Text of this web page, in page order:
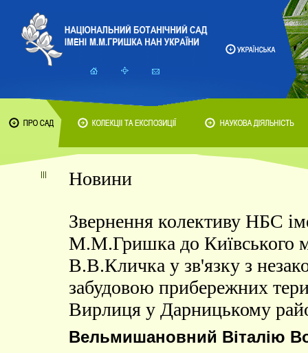
Новини
Звернення колективу НБС
М.М.Гришка до Київського
В.В.Кличка у зв'язку з
забудовою прибережних
Вирлиця у Дарницькому
Вельмишановний Віталію